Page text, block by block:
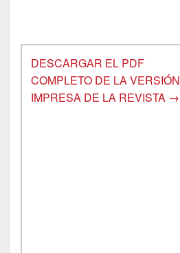
DESCARGAR EL PDF
COMPLETO DE LA VERSIÓN
IMPRESA DE LA REVISTA →